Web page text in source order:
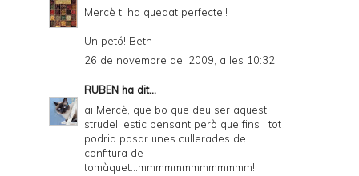
Mercè t' ha quedat perfecte!!
Un petó! Beth
26 de novembre del 2009, a les 10:32
RUBEN ha dit...
ai Mercè, que bo que deu ser aquest
strudel, estic pensant però que fins i tot
podria posar unes cullerades de
confitura de
tomàquet...mmmmmmmmmmmmm!